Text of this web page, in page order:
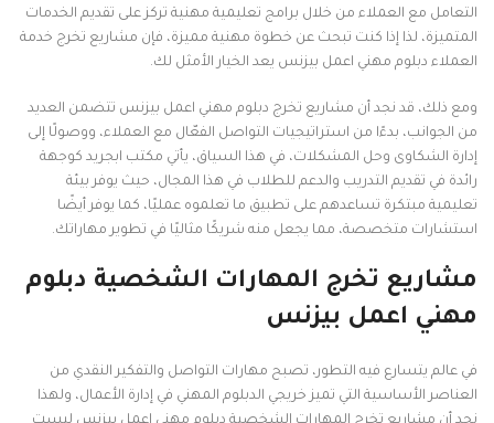
التعامل مع العملاء من خلال برامج تعليمية مهنية تركز على تقديم الخدمات
المتميزة، لذا إذا كنت تبحث عن خطوة مهنية مميزة، فإن مشاريع تخرج خدمة
العملاء دبلوم مهني اعمل بيزنس يعد الخيار الأمثل لك.
ومع ذلك، قد نجد أن مشاريع تخرج دبلوم مهني اعمل بيزنس تتضمن العديد
من الجوانب، بدءًا من استراتيجيات التواصل الفعّال مع العملاء، ووصولًا إلى
إدارة الشكاوى وحل المشكلات، في هذا السياق، يأتي مكتب ابجريد كوجهة
رائدة في تقديم التدريب والدعم للطلاب في هذا المجال، حيث يوفر بيئة
تعليمية مبتكرة تساعدهم على تطبيق ما تعلموه عمليًا، كما يوفر أيضًا
استشارات متخصصة، مما يجعل منه شريكًا مثاليًا في تطوير مهاراتك.
مشاريع تخرج المهارات الشخصية دبلوم
مهني اعمل بيزنس
في عالم يتسارع فيه التطور، تصبح مهارات التواصل والتفكير النقدي من
العناصر الأساسية التي تميز خريجي الدبلوم المهني في إدارة الأعمال، ولهذا